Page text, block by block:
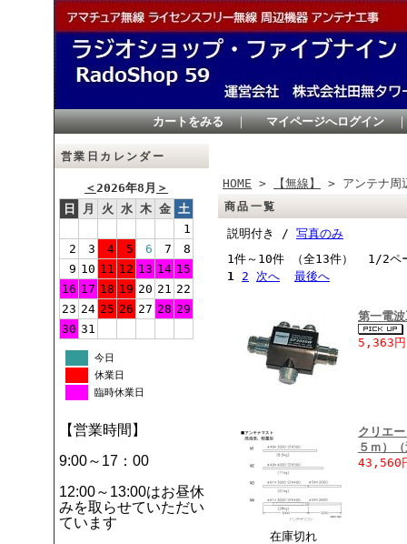
カートをみる ｜ マイページへログイン
営業日カレンダー
＜2026年8月 ＞
日
月 火 水 木 金 土
1
2
3 4 5 6 7
8
9 10 11 12 13 14 15
16 17 18 19 20 21 22
23 24 25 26 27 28 29
30 31
今日
休業日
臨時休業日
【営業時間】
9:00～17：00
12:00～13:00はお昼休
みを取らせていただい
ています
HOME > 【無線】 > アンテナ周
商品一覧
説明付き / 写真のみ
1件～10件 （全13件） 1/2ペ
1 2 次へ 最後へ
第一電
5,363円
在庫切れ
クリエ
５ｍ）
43,560